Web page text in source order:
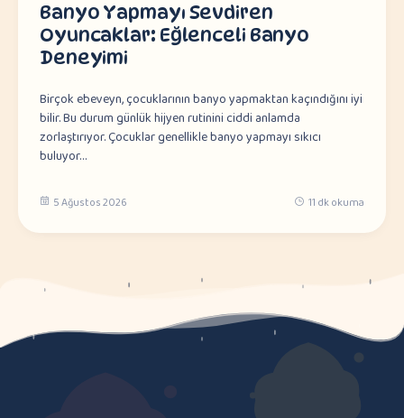
Banyo Yapmayı Sevdiren
Oyuncaklar: Eğlenceli Banyo
Deneyimi
Birçok ebeveyn, çocuklarının banyo yapmaktan kaçındığını iyi
bilir. Bu durum günlük hijyen rutinini ciddi anlamda
zorlaştırıyor. Çocuklar genellikle banyo yapmayı sıkıcı
buluyor…
5 Ağustos 2026 11 dk okuma